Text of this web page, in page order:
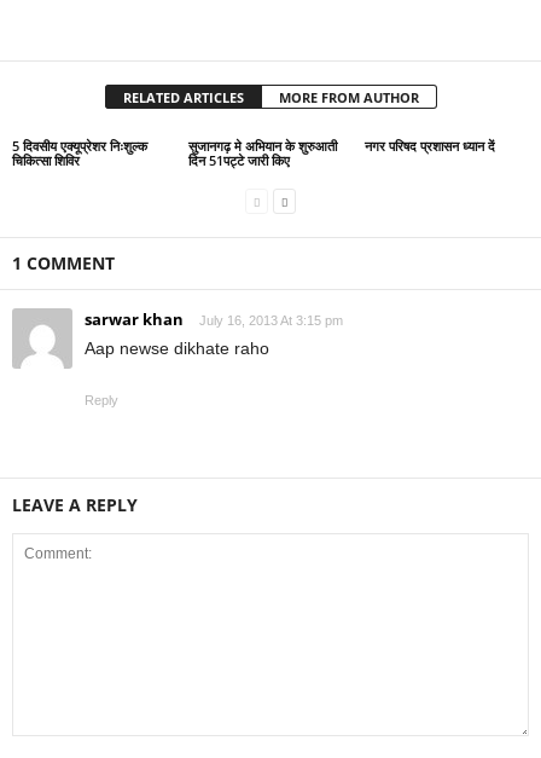
RELATED ARTICLES MORE FROM AUTHOR
5 दिवसीय एक्यूप्रेशर निःशुल्क
चिकित्सा शिविर
सुजानगढ़ मे अभियान के शुरुआती
दिन 51पट्टे जारी किए
नगर परिषद प्रशासन ध्यान दें
1 COMMENT
sarwar khan July 16, 2013 At 3:15 pm
Aap newse dikhate raho
Reply
LEAVE A REPLY